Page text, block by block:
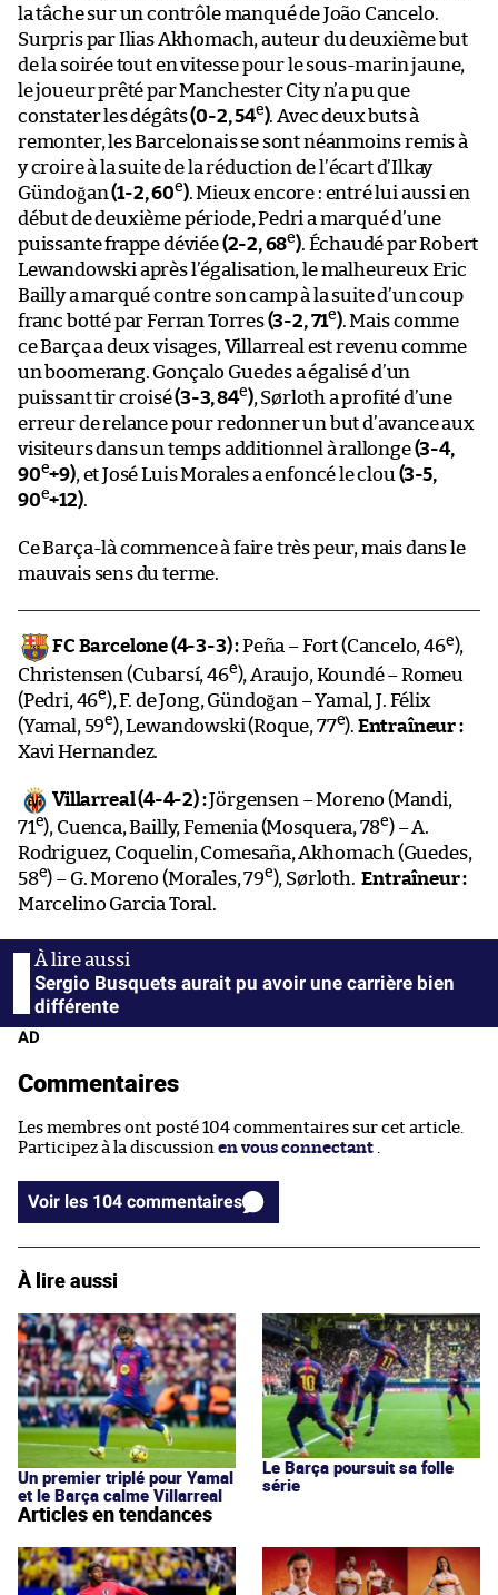
la tâche sur un contrôle manqué de João Cancelo.
Surpris par Ilias Akhomach, auteur du deuxième but
de la soirée tout en vitesse pour le sous-marin jaune,
le joueur prêté par Manchester City n’a pu que
constater les dégâts(0-2, 54e). Avec deux buts à
remonter, les Barcelonais se sont néanmoins remis à
y croire à la suite de la réduction de l’écart d’Ilkay
Gündoğan(1-2, 60e). Mieux encore : entré lui aussi en
début de deuxième période, Pedri a marqué d’une
puissante frappe déviée(2-2, 68e). Échaudé par Robert
Lewandowski après l’égalisation, le malheureux Eric
Bailly a marqué contre son camp à la suite d’un coup
franc botté par Ferran Torres(3-2, 71e). Mais comme
ce Barça a deux visages, Villarreal est revenu comme
un boomerang. Gonçalo Guedes a égalisé d’un
puissant tir croisé(3-3, 84e), Sørloth a profité d’une
erreur de relance pour redonner un but d’avance aux
visiteurs dans un temps additionnel à rallonge(3-4,
90e+9), et José Luis Morales a enfoncé le clou (3-5,
90e+12).
Ce Barça-là commence à faire très peur, mais dans le
mauvais sens du terme.
FC Barcelone (4-3-3) :Peña – Fort (Cancelo, 46e),
Christensen (Cubarsí, 46e), Araujo, Koundé – Romeu
(Pedri, 46e), F. de Jong, Gündoğan – Yamal, J. Félix
(Yamal, 59e), Lewandowski (Roque, 77e). Entraîneur :
Xavi Hernandez.
Villarreal (4-4-2) :Jörgensen – Moreno (Mandi,
71e), Cuenca, Bailly, Femenia (Mosquera, 78e) – A.
Rodriguez, Coquelin, Comesaña, Akhomach (Guedes,
58e) – G. Moreno (Morales, 79e), Sørloth.Entraîneur :
Marcelino Garcia Toral.
Sergio Busquets aurait pu avoir une carrière bien
différente
AD
Commentaires
Les membres ont posté 104 commentaires sur cet article.
Participez à la discussion en vous connectant .
Voir les 104 commentaires
À lire aussi
Un premier triplé pour Yamal
et le Barça calme Villarreal
Le Barça poursuit sa folle
série
Articles en tendances